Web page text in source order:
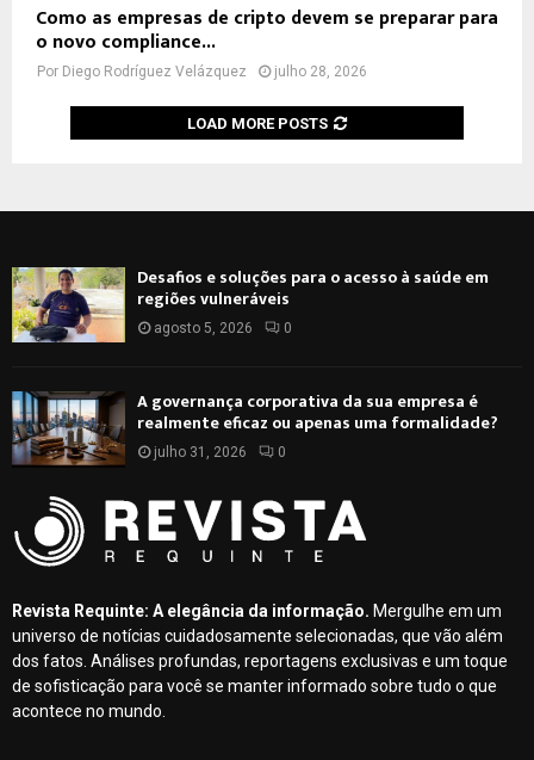
Como as empresas de cripto devem se preparar para
o novo compliance...
Por Diego Rodríguez Velázquez julho 28, 2026
LOAD MORE POSTS
Desafios e soluções para o acesso à saúde em
regiões vulneráveis
agosto 5, 2026 0
A governança corporativa da sua empresa é
realmente eficaz ou apenas uma formalidade?
julho 31, 2026 0
Revista Requinte: A elegância da informação. Mergulhe em um
universo de notícias cuidadosamente selecionadas, que vão além
dos fatos. Análises profundas, reportagens exclusivas e um toque
de sofisticação para você se manter informado sobre tudo o que
acontece no mundo.